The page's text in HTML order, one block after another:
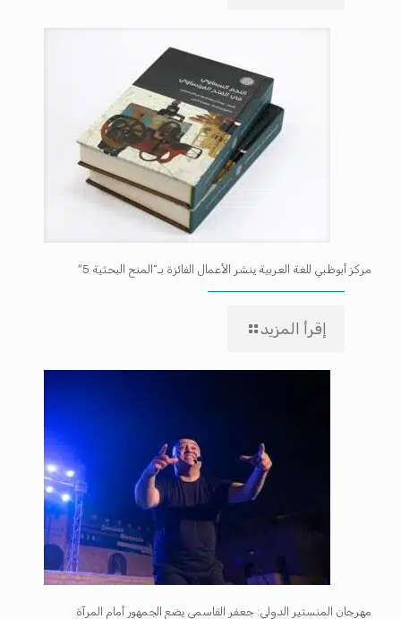
مركز أبوظبي للغة العربية ينشر الأعمال الفائزة بـ”المنح البحثية 5″
إقرأ المزيد
مهرجان المنستير الدولي: جعفر القاسمي يضع الجمهور أمام المرآة